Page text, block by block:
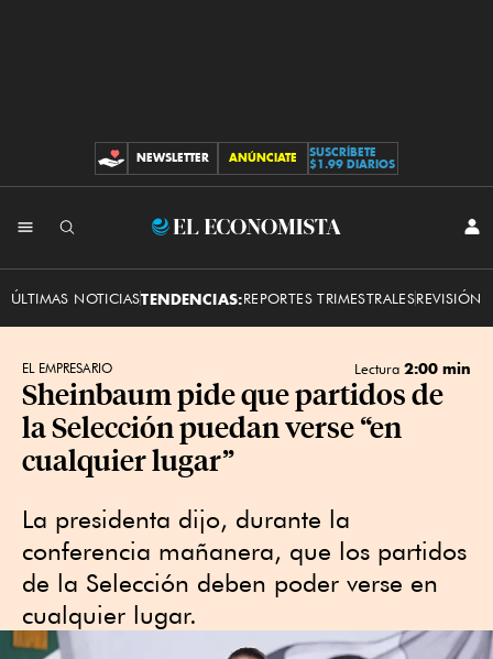
CONTRIBUCIONES
NEWSLETTER ANÚNCIATE
SUSCRÍBETE
$1.99 DIARIOS
El
ÚLTIMAS NOTICIASTENDENCIAS:REPORTES TRIMESTRALESREVISIÓN
EL EMPRESARIO Lectura 2:00 min
Sheinbaum pide que partidos de
la Selección puedan verse “en
cualquier lugar”
La presidenta dijo, durante la
conferencia mañanera, que los partidos
de la Selección deben poder verse en
cualquier lugar.